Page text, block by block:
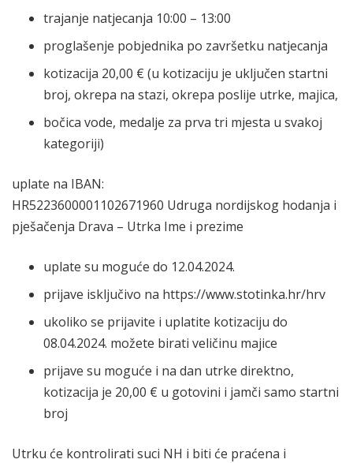
trajanje natjecanja 10:00 – 13:00
proglašenje pobjednika po završetku natjecanja
kotizacija 20,00 € (u kotizaciju je uključen startni
broj, okrepa na stazi, okrepa poslije utrke, majica,
bočica vode, medalje za prva tri mjesta u svakoj
kategoriji)
uplate na IBAN:
HR5223600001102671960 Udruga nordijskog hodanja i
pješačenja Drava – Utrka Ime i prezime
uplate su moguće do 12.04.2024.
prijave isključivo na https://www.stotinka.hr/hrv
ukoliko se prijavite i uplatite kotizaciju do
08.04.2024. možete birati veličinu majice
prijave su moguće i na dan utrke direktno,
kotizacija je 20,00 € u gotovini i jamči samo startni
broj
Utrku će kontrolirati suci NH i biti će praćena i